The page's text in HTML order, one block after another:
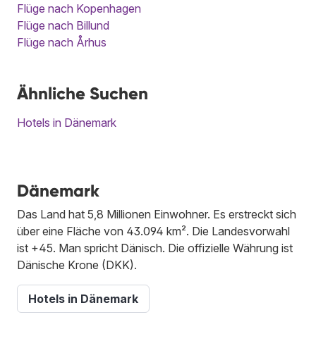
Flüge nach Kopenhagen
Flüge nach Billund
Flüge nach Århus
Ähnliche Suchen
Hotels in Dänemark
Dänemark
Das Land hat 5,8 Millionen Einwohner. Es erstreckt sich
über eine Fläche von 43.094 km². Die Landesvorwahl
ist +45. Man spricht Dänisch. Die offizielle Währung ist
Dänische Krone (DKK).
Hotels in Dänemark